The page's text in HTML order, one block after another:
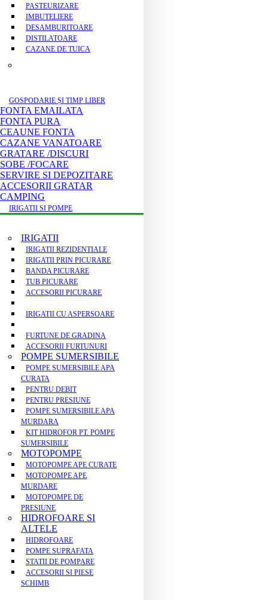
PASTEURIZARE
IMBUTELIERE
DESAMBURITOARE
DISTILATOARE
CAZANE DE TUICA
GOSPODARIE ȘI TIMP LIBER
FONTA EMAILATA
FONTA PURA
CEAUNE FONTA
CAZANE VANATOARE
GRATARE /DISCURI
SOBE /FOCARE
SERVIRE SI DEPOZITARE
ACCESORII GRATAR
CAMPING
IRIGATII SI POMPE
IRIGATII
IRIGATII REZIDENTIALE
IRIGATII PRIN PICURARE
BANDA PICURARE
TUB PICURARE
ACCESORII PICURARE
IRIGATII CU ASPERSOARE
FURTUNE DE GRADINA
ACCESORII FURTUNURI
POMPE SUMERSIBILE
POMPE SUMERSIBILE APA
CURATA
PENTRU DEBIT
PENTRU PRESIUNE
POMPE SUMERSIBILE APA
MURDARA
KIT HIDROFOR PT. POMPE
SUMERSIBILE
MOTOPOMPE
MOTOPOMPE APE CURATE
MOTOPOMPE APE
MURDARE
MOTOPOMPE DE
PRESIUNE
HIDROFOARE SI
ALTELE
HIDROFOARE
POMPE SUPRAFATA
STATII DE POMPARE
ACCESORII SI PIESE
SCHIMB